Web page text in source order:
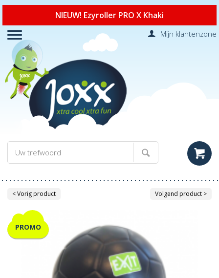
NIEUW! Ezyroller PRO X Khaki
Mijn klantenzone
< Vorig product Volgend product >
PROMO